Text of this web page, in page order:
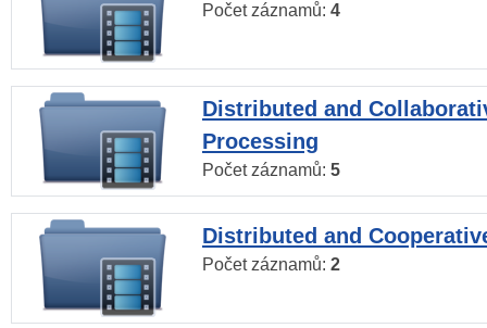
Počet záznamů: 4
Distributed and
Processing
Počet záznamů: 5
Distributed and
Počet záznamů: 2